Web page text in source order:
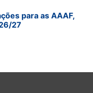
para as AAAF,
27